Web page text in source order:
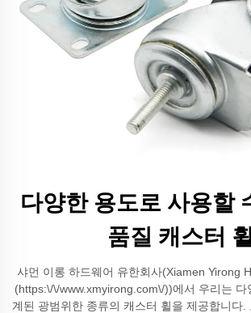
다양한 용도로 사용할
품질 캐스터 휠
샤먼 이롱 하드웨어 유한회사(Xiamen Yirong
(https:\/\/www.xmyirong.com\/))에서 우리는 다
계된 광범위한 종류의 캐스터 휠을 제공합니다.